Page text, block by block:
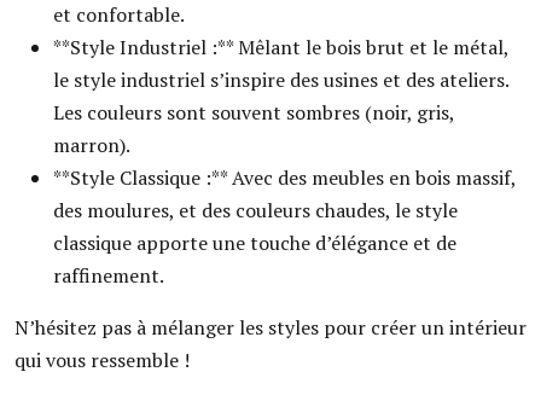
et confortable.
**Style Industriel :** Mêlant le bois brut et le métal,
le style industriel s’inspire des usines et des ateliers.
Les couleurs sont souvent sombres (noir, gris,
marron).
**Style Classique :** Avec des meubles en bois massif,
des moulures, et des couleurs chaudes, le style
classique apporte une touche d’élégance et de
raffinement.
N’hésitez pas à mélanger les styles pour créer un intérieur
qui vous ressemble !